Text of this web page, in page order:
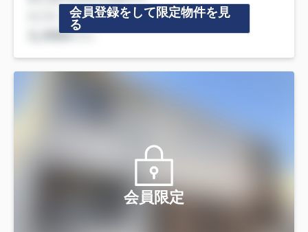
会員登録をして限定物件を見
る
会員限定